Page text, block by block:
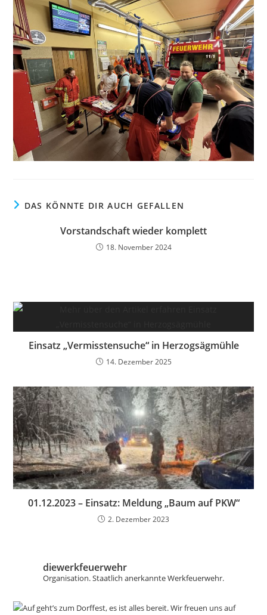
DAS KÖNNTE DIR AUCH GEFALLEN
Vorstandschaft wieder komplett
18. November 2024
Einsatz „Vermisstensuche“ in Herzogsägmühle
14. Dezember 2025
01.12.2023 – Einsatz: Meldung „Baum auf PKW“
2. Dezember 2023
diewerkfeuerwehr
Organisation.Staatlich anerkannte Werkfeuerwehr.